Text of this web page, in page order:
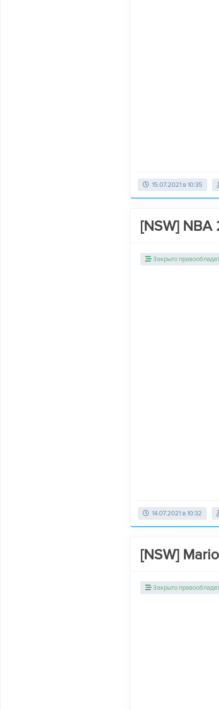
15.07.2021 в 10:35
[NSW] NBA
Закрыто
14.07.2021 в 10:32
[NSW]
Закрыто